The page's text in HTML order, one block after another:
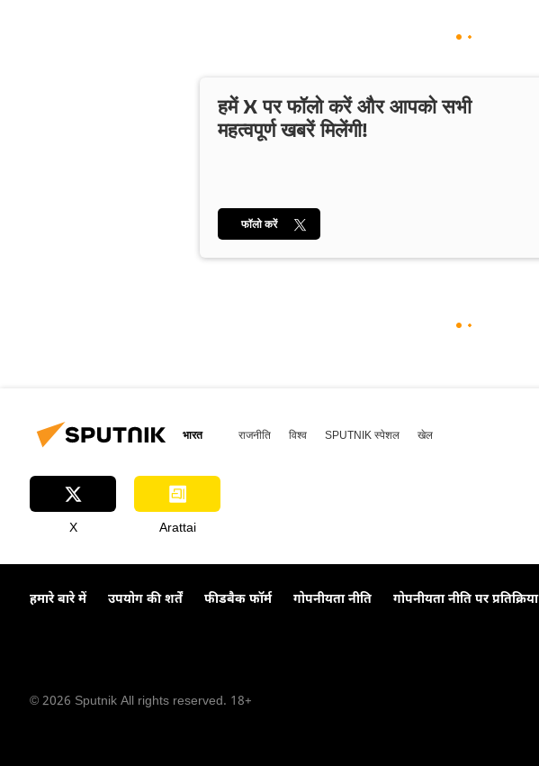
हमें X पर फॉलो करें और आपको सभी
महत्वपूर्ण खबरें मिलेंगी!
फॉलो करें
भारत राजनीति विश्व SPUTNIK स्पेशल खेल
X Arattai
हमारे बारे में उपयोग की शर्तें फीडबैक फॉर्म गोपनीयता नीति गोपनीयता नीति पर प्रतिक्रिया
© 2026 Sputnik All rights reserved. 18+